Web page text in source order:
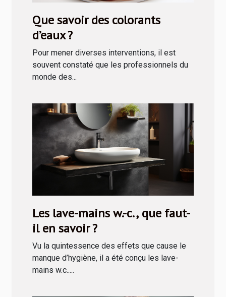
Que savoir des colorants
d’eaux ?
Pour mener diverses interventions, il est
souvent constaté que les professionnels du
monde des...
Les lave-mains w.-c., que faut-
il en savoir ?
Vu la quintessence des effets que cause le
manque d’hygiène, il a été conçu les lave-
mains w.c.....